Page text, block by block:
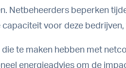
Netbeheerders beperken
capaciteit voor deze
die te maken hebben met
energieadvies om de